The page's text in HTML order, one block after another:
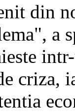
din
a
criza,